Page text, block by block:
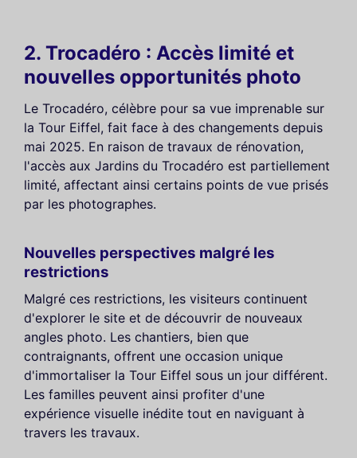
2. Trocadéro : Accès limité et
nouvelles opportunités photo
Le Trocadéro, célèbre pour sa vue imprenable sur
la Tour Eiffel, fait face à des changements depuis
mai 2025. En raison de travaux de rénovation,
l'accès aux Jardins du Trocadéro est partiellement
limité, affectant ainsi certains points de vue prisés
par les photographes.
Nouvelles perspectives malgré les
restrictions
Malgré ces restrictions, les visiteurs continuent
d'explorer le site et de découvrir de nouveaux
angles photo. Les chantiers, bien que
contraignants, offrent une occasion unique
d'immortaliser la Tour Eiffel sous un jour différent.
Les familles peuvent ainsi profiter d'une
expérience visuelle inédite tout en naviguant à
travers les travaux.